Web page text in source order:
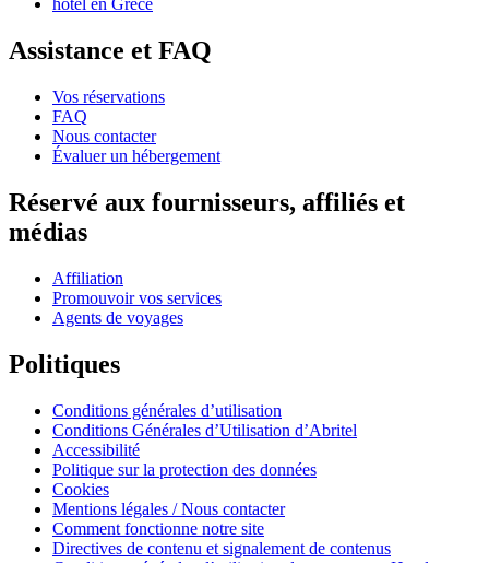
hôtel en Grèce
Assistance et FAQ
Vos réservations
FAQ
Nous contacter
Évaluer un hébergement
Réservé aux fournisseurs, affiliés et
médias
Affiliation
Promouvoir vos services
Agents de voyages
Politiques
Conditions générales d’utilisation
Conditions Générales d’Utilisation d’Abritel
Accessibilité
Politique sur la protection des données
Cookies
Mentions légales / Nous contacter
Comment fonctionne notre site
Directives de contenu et signalement de contenus